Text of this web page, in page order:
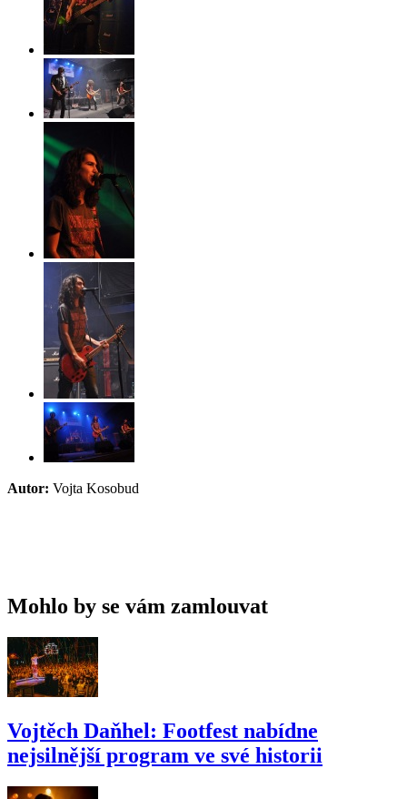
Autor: Vojta Kosobud
Mohlo by se vám zamlouvat
Vojtěch Daňhel: Footfest nabídne
nejsilnější program ve své historii